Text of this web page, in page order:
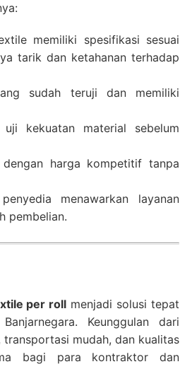
memiliki spesifikasi sesuai
tarik dan ketahanan terhadap
sudah teruji dan memiliki
uji kekuatan material sebelum
harga kompetitif tanpa
menawarkan layanan
pembelian.
per roll menjadi solusi tepat
Keunggulan dari
mudah, dan kualitas
bagi para kontraktor dan